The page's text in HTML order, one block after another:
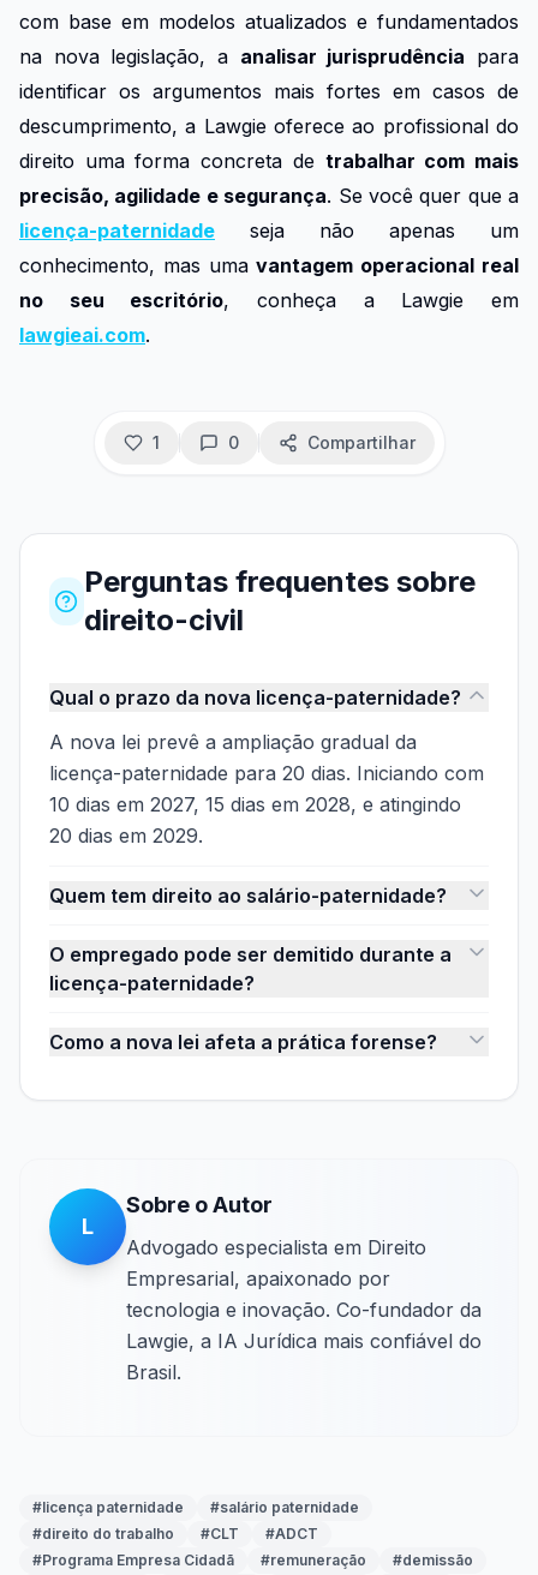
com base em modelos atualizados e fundamentados
na nova legislação, a analisar jurisprudência para
identificar os argumentos mais fortes em casos de
descumprimento, a Lawgie oferece ao profissional do
direito uma forma concreta de trabalhar com mais
precisão, agilidade e segurança. Se você quer que a
licença-paternidade seja não apenas um
conhecimento, mas umavantagem operacional real
no seu escritório, conheça a Lawgie em
lawgieai.com.
1 0 Compartilhar
Perguntas frequentessobre
direito-civil
Qual o prazo da nova licença-paternidade?
A nova lei prevê a ampliação gradual da
licença-paternidade para 20 dias. Iniciando com
10 dias em 2027, 15 dias em 2028, e atingindo
20 dias em 2029.
Quem tem direito ao salário-paternidade?
O empregado pode ser demitido durante a
licença-paternidade?
Como a nova lei afeta a prática forense?
L
Sobre o Autor
Advogado especialista em Direito
Empresarial, apaixonado por
tecnologia e inovação. Co-fundador da
Lawgie, a IA Jurídica mais confiável do
Brasil.
#licença paternidade #salário paternidade
#direito do trabalho #CLT #ADCT
#Programa Empresa Cidadã #remuneração #demissão